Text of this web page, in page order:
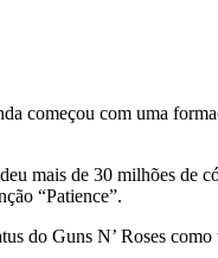
começou com uma
mais de 30 milhões de
“Patience”.
do Guns N’ Roses como